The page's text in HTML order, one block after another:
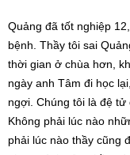
Quảng đã tốt nghiệp
bệnh. Thầy tôi sai
thời gian ở chùa hơn,
ngày anh Tâm đi học
ngợi. Chúng tôi là đệ tử
Không phải lúc nào
phải lúc nào thầy cũng